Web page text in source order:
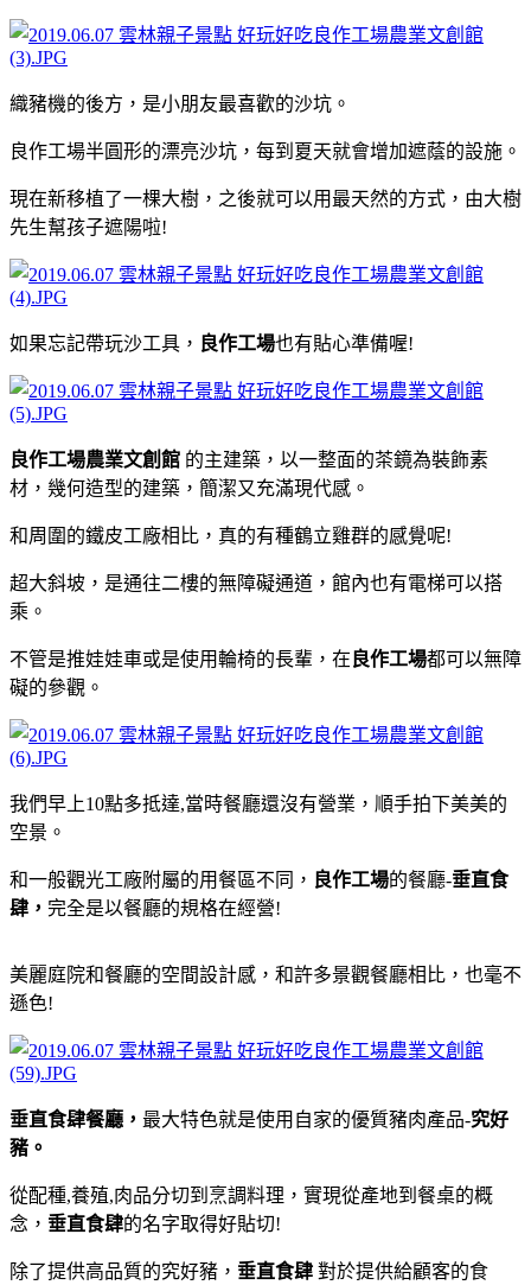
織豬機的後方，是小朋友最喜歡的沙坑。
良作工場半圓形的漂亮沙坑，每到夏天就會增加遮蔭的設施。
現在新移植了一棵大樹，之後就可以用最天然的方式，由大樹
先生幫孩子遮陽啦!
如果忘記帶玩沙工具， 良作工場也有貼心準備喔!
良作工場農業文創館 的主建築，以一整面的茶鏡為裝飾素
材，幾何造型的建築，簡潔又充滿現代感。
和周圍的鐵皮工廠相比，真的有種鶴立雞群的感覺呢!
超大斜坡，是通往二樓的無障礙通道，館內也有電梯可以搭
乘。
不管是推娃娃車或是使用輪椅的長輩，在 良作工場都可以無障
礙的參觀。
我們早上10點多抵達,當時餐廳還沒有營業，順手拍下美美的
空景。
和一般觀光工廠附屬的用餐區不同， 良作工場的餐廳-垂直食
肆， 完全是以餐廳的規格在經營!
美麗庭院和餐廳的空間設計感，和許多景觀餐廳相比，也毫不
遜色!
垂直食肆餐廳， 最大特色就是使用自家的優質豬肉產品-究好
豬。
從配種,養殖,肉品分切到烹調料理，實現從產地到餐桌的概
念， 垂直食肆的名字取得好貼切!
除了提供高品質的究好豬， 垂直食肆 對於提供給顧客的食